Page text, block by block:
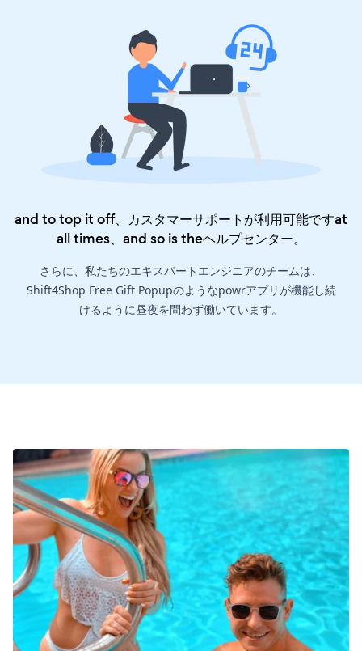
and to top it off、カスタマーサポートが利用可能ですat
all times、and so is theヘルプセンター。
さらに、私たちのエキスパートエンジニアのチームは、
Shift4Shop Free Gift Popupのようなpowrアプリが機能し続
けるように昼夜を問わず働いています。